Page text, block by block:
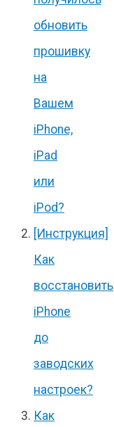
обновить
прошивку
на
Вашем
iPhone,
iPad
или
iPod?
[Инструкция]
Как
восстановить
iPhone
до
заводских
настроек?
Как